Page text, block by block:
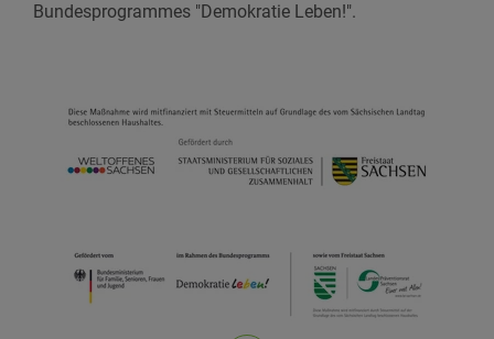
Bundesprogrammes "Demokratie Leben!".